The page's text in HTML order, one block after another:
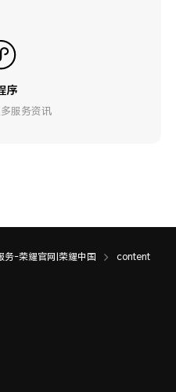
序
服务资讯
务-荣耀官网|荣耀中国 content